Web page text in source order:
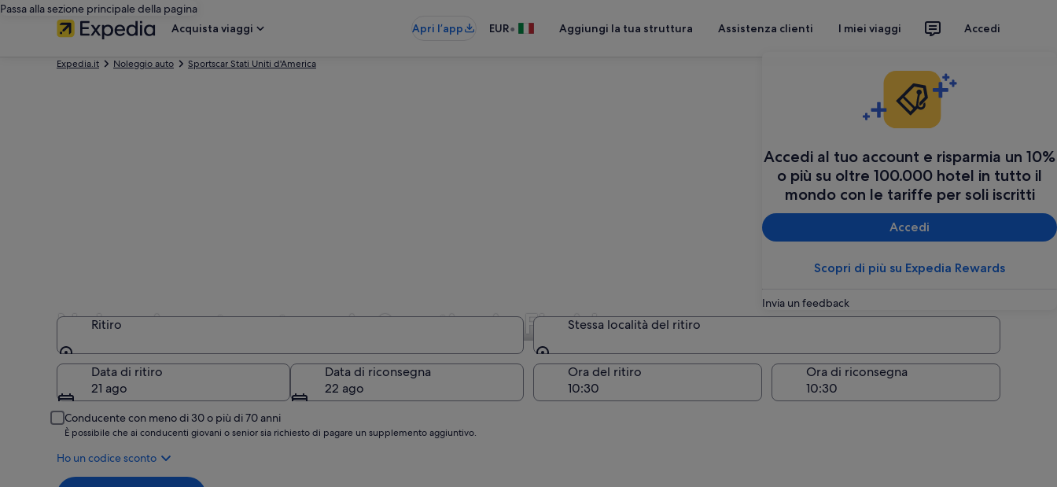
Passa alla sezione principale della pagina
Acquista viaggi
Apri l’app EUR• Aggiungi la tua struttura Assistenza clienti I miei viaggi Accedi
Accedi al tuo account e risparmia un 10%
o più su oltre 100.000 hotel in tutto il
mondo con le tariffe per soli iscritti
Accedi
Scopri di più su Expedia Rewards
Invia un feedback
Expedia.it Noleggio auto Sportscar Stati Uniti d'America
Noleggio auto categoria Sportiva in Florida
Ritiro
Ritiro
Stessa località del ritiro
Stessa località del ritiro
Data di ritiro
21 ago
Data di riconsegna
22 ago
Ora del ritiro Ora di riconsegna
Conducente con meno di 30 o più di 70 anni
È possibile che ai conducenti giovani o senior sia richiesto di pagare un supplemento aggiuntivo.
Ho un codice sconto